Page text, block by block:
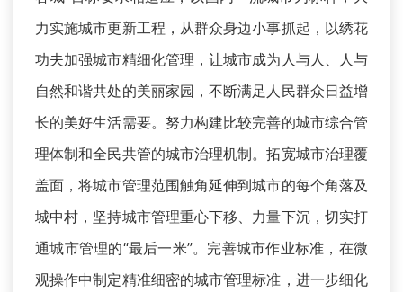
力实施城市更新工程，从群众身边小事抓起，以绣花
功夫加强城市精细化管理，让城市成为人与人、人与
自然和谐共处的美丽家园，不断满足人民群众日益增
长的美好生活需要。努力构建比较完善的城市综合管
理体制和全民共管的城市治理机制。拓宽城市治理覆
盖面，将城市管理范围触角延伸到城市的每个角落及
城中村，坚持城市管理重心下移、力量下沉，切实打
通城市管理的“最后一米”。完善城市作业标准，在微
观操作中制定精准细密的城市管理标准，进一步细化